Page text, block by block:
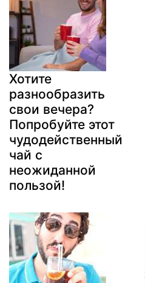
Хотите
разнообразить
свои вечера?
Попробуйте этот
чудодейственный
чай с
неожиданной
пользой!